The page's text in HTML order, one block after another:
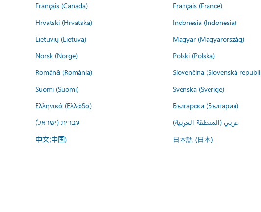
Français (Canada)
Français (France)
Hrvatski (Hrvatska)
Indonesia (Indonesia)
Lietuvių (Lietuva)
Magyar (Magyarország)
Norsk (Norge)
Polski (Polska)
Română (România)
Slovenčina (Slovenská
Suomi (Suomi)
Svenska (Sverige)
Ελληνικά (Ελλάδα)
Български (България)
עברית (ישראל)
عربي (المنطقة العربية)
中文(中国) 日本語 (日本)